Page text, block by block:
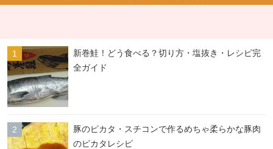
新巻鮭！どう食べる？切り方・塩抜き・レシピ完
全ガイド
豚のピカタ・スチコンで作るめちゃ柔らかな豚肉
のピカタレシピ